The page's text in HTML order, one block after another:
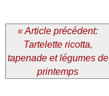
« Article précédent:
Tartelette ricotta,
tapenade et légumes de
printemps